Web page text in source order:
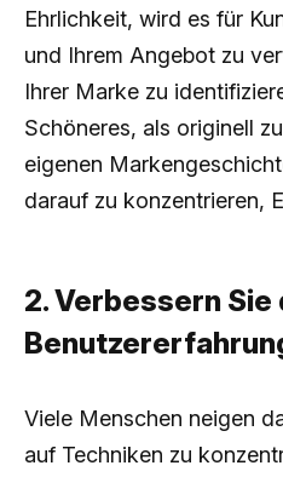
Ehrlichkeit, wird es für
und Ihrem Angebot zu
Ihrer Marke zu
Schöneres, als originell
eigenen
darauf zu konzentrieren,
2. Verbessern Sie
Viele Menschen neigen
auf Techniken zu